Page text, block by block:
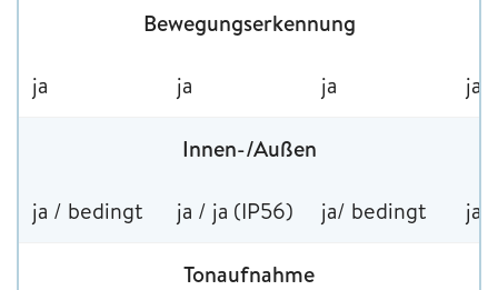
Bewegungserkennung
ja ja ja ja
Innen-/Außen
ja / bedingt ja / ja (IP56) ja/ bedingt ja
Tonaufnahme